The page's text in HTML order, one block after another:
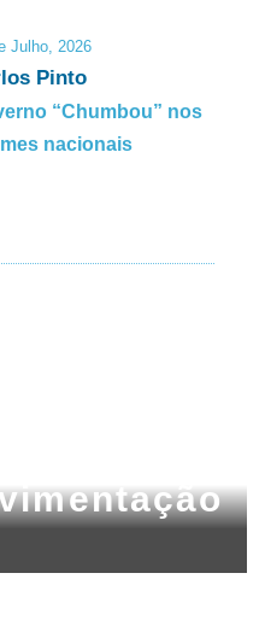
Julho, 2026
Pinto
“Chumbou” nos
nacionais